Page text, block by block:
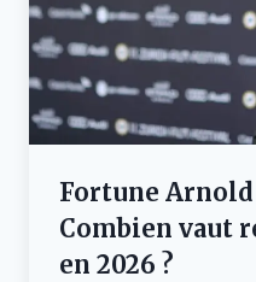
Fortune Arnold
Combien vaut
en 2026 ?